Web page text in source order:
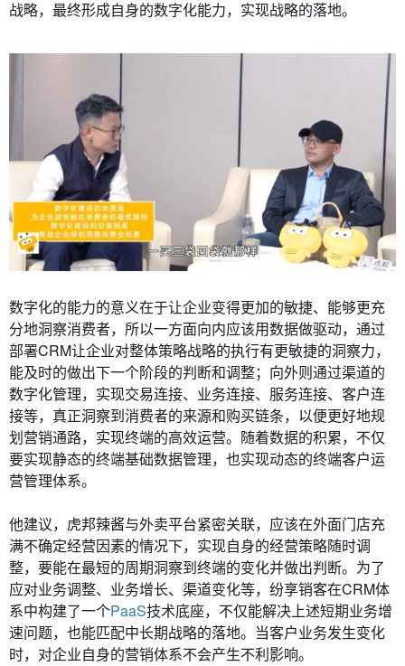
战略，最终形成自身的数字化能力，实现战略的落地。
数字化的能力的意义在于让企业变得更加的敏捷、能够更充
分地洞察消费者，所以一方面向内应该用数据做驱动，通过
部署CRM让企业对整体策略战略的执行有更敏捷的洞察力，
能及时的做出下一个阶段的判断和调整；向外则通过渠道的
数字化管理，实现交易连接、业务连接、服务连接、客户连
接等，真正洞察到消费者的来源和购买链条，以便更好地规
划营销通路，实现终端的高效运营。随着数据的积累，不仅
要实现静态的终端基础数据管理，也实现动态的终端客户运
营管理体系。
他建议，虎邦辣酱与外卖平台紧密关联，应该在外面门店充
满不确定经营因素的情况下，实现自身的经营策略随时调
整，要能在最短的周期洞察到终端的变化并做出判断。为了
应对业务调整、业务增长、渠道变化等，纷享销客在CRM体
系中构建了一个PaaS技术底座，不仅能解决上述短期业务增
速问题，也能匹配中长期战略的落地。当客户业务发生变化
时，对企业自身的营销体系不会产生不利影响。